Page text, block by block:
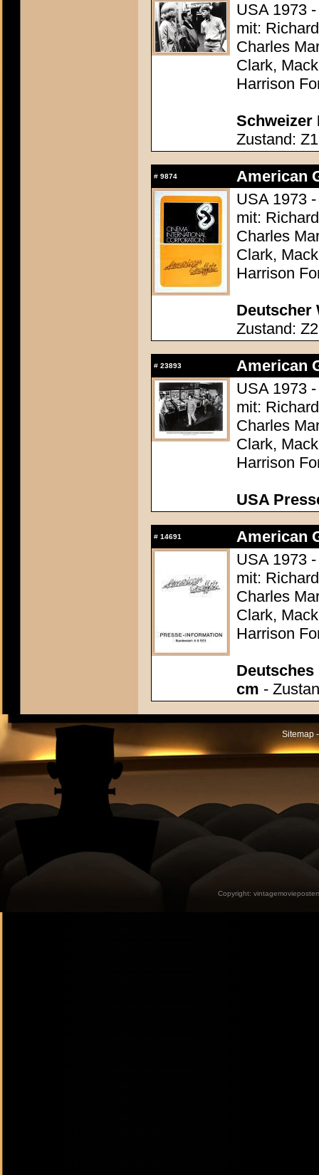
USA 1973
mit:
Charles
Clark,
Harrison
Schweizer
Zustand: Z1
# 9874
American
USA 1973
mit:
Charles
Clark,
Harrison
Deutscher
Zustand: Z2
# 23893
American
USA 1973
mit:
Charles
Clark,
Harrison
USA
# 14691
American
USA 1973
mit:
Charles
Clark,
Harrison
Deutsches
cm -
Sitemap
Copyright: